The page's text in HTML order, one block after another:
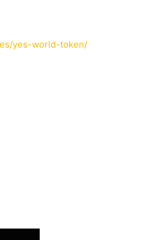
yes-world-token/